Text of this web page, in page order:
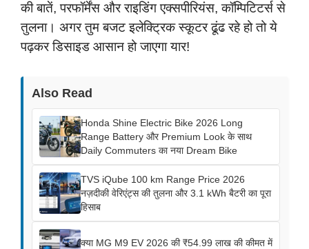
की बातें, परफॉर्मेंस और राइडिंग एक्सपीरियंस, कॉम्पिटिटर्स से
तुलना। अगर तुम बजट इलेक्ट्रिक स्कूटर ढूंढ रहे हो तो ये
पढ़कर डिसाइड आसान हो जाएगा यार!
Also Read
Honda Shine Electric Bike 2026 Long
Range Battery और Premium Look के साथ
Daily Commuters का नया Dream Bike
TVS iQube 100 km Range Price 2026
नज़दीकी वेरिएंट्स की तुलना और 3.1 kWh बैटरी का पूरा
हिसाब
क्या MG M9 EV 2026 की ₹54.99 लाख की कीमत में